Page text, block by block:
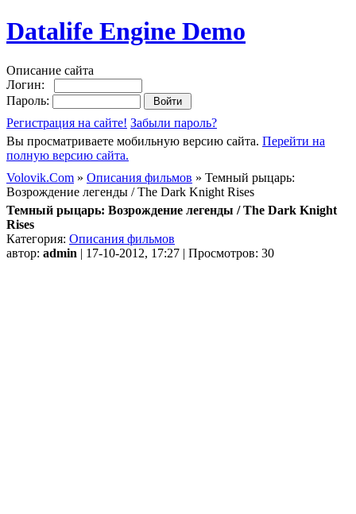
Datalife Engine Demo
Описание сайта
Логин:
Пароль:
Регистрация на сайте! Забыли пароль?
Вы просматриваете мобильную версию сайта. Перейти на
полную версию сайта.
Volovik.Com » Описания фильмов » Темный рыцарь:
Возрождение легенды / The Dark Knight Rises
Темный рыцарь: Возрождение легенды / The Dark Knight
Rises
Категория: Описания фильмов
автор: admin | 17-10-2012, 17:27 | Просмотров: 30